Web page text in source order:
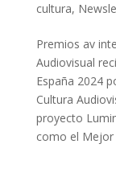
cultura,
Premios av
Audiovisual
España 2024
Cultura
proyecto
como el Mejor